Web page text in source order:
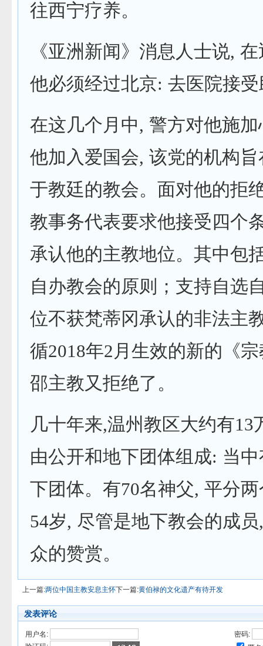
往西宁疗养。
《亚洲新闻》消息人士说,
他必须经过北京: 去医院接
在这几个月中, 警方对他施
他加入爱国会, 该党的机构
于教廷的教会。面对他的拒
教事务代表要求他接受四个
承认他的主教地位。其中包
自办教会的原则；支持自选
位不获梵蒂冈承认的非法主
循2018年2月生效的新的《
邵主教又拒绝了。
几十年来,温州教区大约有13
由公开和地下团体组成: 当
下团体。有70名神父, 平分
54岁, 尽管是地下教会的成
众的赞赏。
上一篇:两位中国主教安息主怀下一篇:黄伯禄的文化遗产有待开发
发表评论
用户名:
密码: